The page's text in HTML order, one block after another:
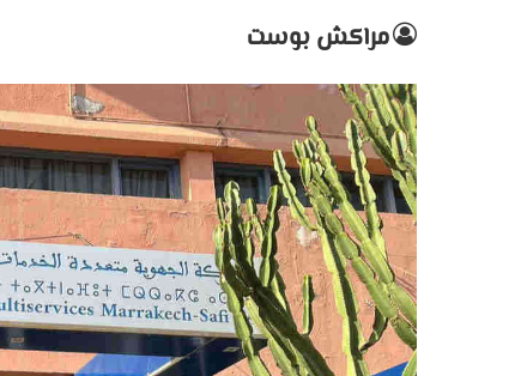
مراكش بوست